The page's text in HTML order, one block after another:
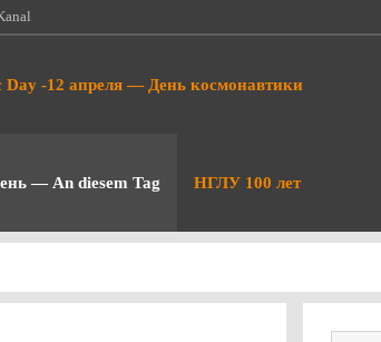
-12 апреля — День космонавтики
— An diesem Tag НГЛУ 100 лет